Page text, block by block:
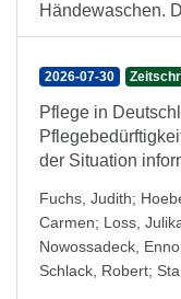
Händewaschen.
2026-07-30
Pflege in
der Situation
Fuchs, Judith;
Carmen; Loss,
Nowossadeck, Enno
Schlack, Robert;